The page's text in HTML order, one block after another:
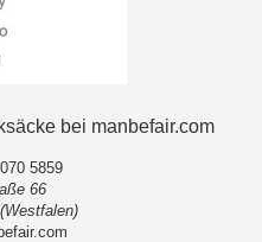
bei manbefair.com
5859
66